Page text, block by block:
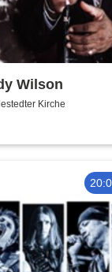
Wilson
Kirche